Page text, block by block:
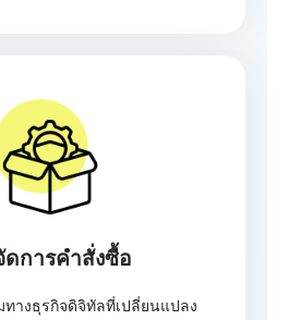
ดการคำสั่งซื้อ
างธุรกิจดิจิทัลที่เปลี่ยนแปลง